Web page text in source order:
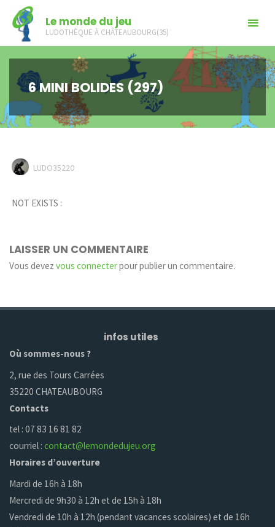
content
Le monde du jeu
LUDOTHÈQUE À CHÂTEAUBOURG(35)
6 MINI BOLIDES (297)
LUDO35220
NOT EXISTS :
LAISSER UN COMMENTAIRE
Vous devezvous connecterpour publier un commentaire.
infos utiles
Où sommes-nous ?
2, rue des Tours Carrées
35220 CHATEAUBOURG
Contacts
tel : 07 83 16 81 82
courriel :contact@lemondedujeu.org
Horaires d’ouverture
Mardi de 16h à 18h
Mercredi de 9h30 à 12h et de 15h à 18h
Vendredi de 10h à 12h (pendant vacances scolaires) et de 16h